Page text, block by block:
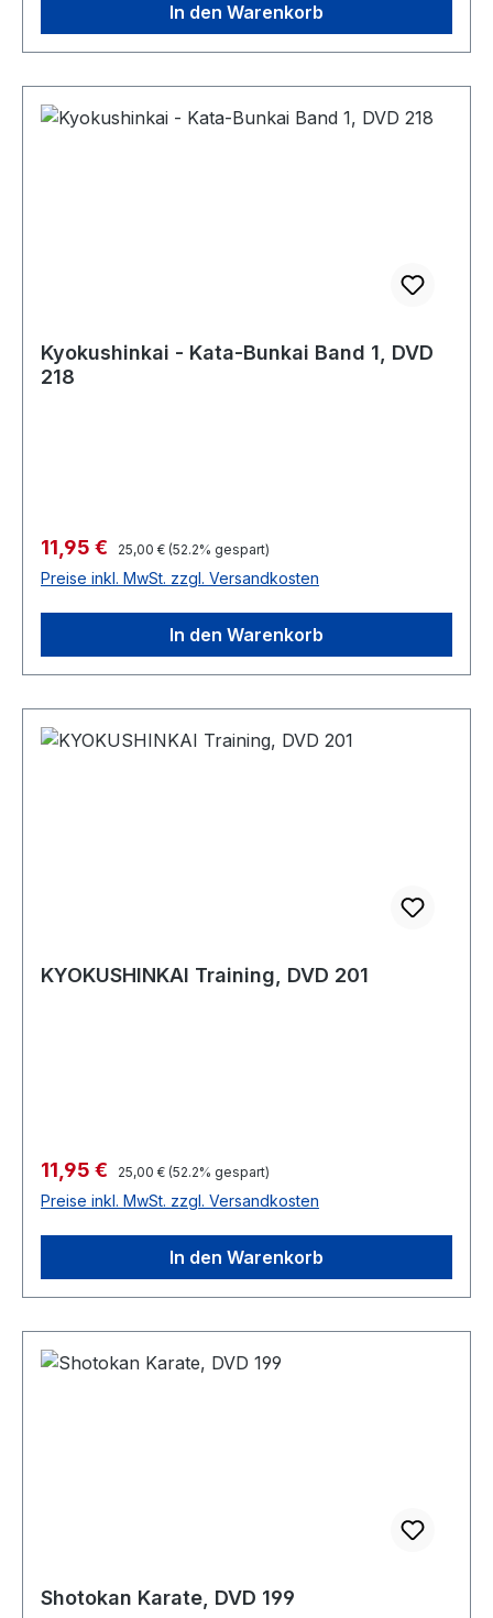
In den Warenkorb
Kyokushinkai - Kata-Bunkai Band 1, DVD
218
Verkaufspreis:
11,95 € Regulärer Preis:
25,00 € (52.2% gespart)
Preise inkl. MwSt. zzgl. Versandkosten
In den Warenkorb
KYOKUSHINKAI Training, DVD 201
Verkaufspreis:
11,95 € Regulärer Preis:
25,00 € (52.2% gespart)
Preise inkl. MwSt. zzgl. Versandkosten
In den Warenkorb
Shotokan Karate, DVD 199